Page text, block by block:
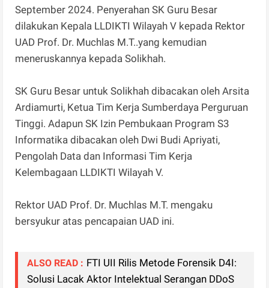
September 2024. Penyerahan SK Guru Besar
dilakukan Kepala LLDIKTI Wilayah V kepada Rektor
UAD Prof. Dr. Muchlas M.T..yang kemudian
meneruskannya kepada Solikhah.
SK Guru Besar untuk Solikhah dibacakan oleh Arsita
Ardiamurti, Ketua Tim Kerja Sumberdaya Perguruan
Tinggi. Adapun SK Izin Pembukaan Program S3
Informatika dibacakan oleh Dwi Budi Apriyati,
Pengolah Data dan Informasi Tim Kerja
Kelembagaan LLDIKTI Wilayah V.
Rektor UAD Prof. Dr. Muchlas M.T. mengaku
bersyukur atas pencapaian UAD ini.
ALSO READ : FTI UII Rilis Metode Forensik D4I:
Solusi Lacak Aktor Intelektual Serangan DDoS